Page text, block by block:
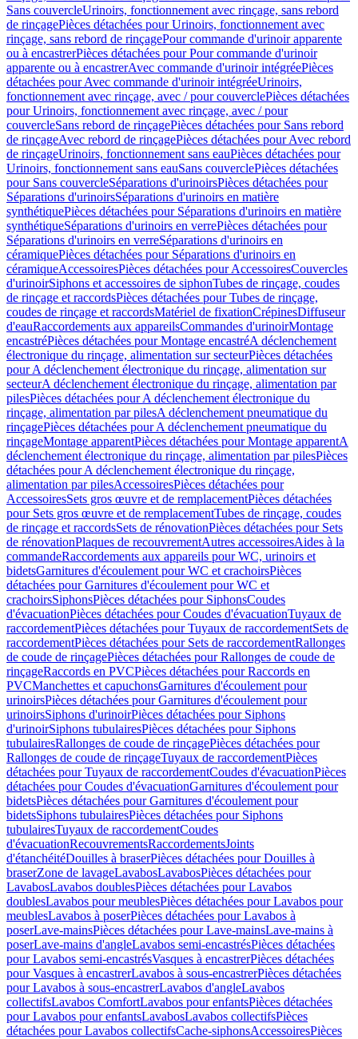
Sans couvercleUrinoirs, fonctionnement avec rinçage, sans rebord
de rinçagePièces détachées pour Urinoirs, fonctionnement avec
rinçage, sans rebord de rinçagePour commande d'urinoir apparente
ou à encastrerPièces détachées pour Pour commande d'urinoir
apparente ou à encastrerAvec commande d'urinoir intégréePièces
détachées pour Avec commande d'urinoir intégréeUrinoirs,
fonctionnement avec rinçage, avec / pour couverclePièces détachées
pour Urinoirs, fonctionnement avec rinçage, avec / pour
couvercleSans rebord de rinçagePièces détachées pour Sans rebord
de rinçageAvec rebord de rinçagePièces détachées pour Avec rebord
de rinçageUrinoirs, fonctionnement sans eauPièces détachées pour
Urinoirs, fonctionnement sans eauSans couverclePièces détachées
pour Sans couvercleSéparations d'urinoirsPièces détachées pour
Séparations d'urinoirsSéparations d'urinoirs en matière
synthétiquePièces détachées pour Séparations d'urinoirs en matière
synthétiqueSéparations d'urinoirs en verrePièces détachées pour
Séparations d'urinoirs en verreSéparations d'urinoirs en
céramiquePièces détachées pour Séparations d'urinoirs en
céramiqueAccessoiresPièces détachées pour AccessoiresCouvercles
d'urinoirSiphons et accessoires de siphonTubes de rinçage, coudes
de rinçage et raccordsPièces détachées pour Tubes de rinçage,
coudes de rinçage et raccordsMatériel de fixationCrépinesDiffuseur
d'eauRaccordements aux appareilsCommandes d'urinoirMontage
encastréPièces détachées pour Montage encastréA déclenchement
électronique du rinçage, alimentation sur secteurPièces détachées
pour A déclenchement électronique du rinçage, alimentation sur
secteurA déclenchement électronique du rinçage, alimentation par
pilesPièces détachées pour A déclenchement électronique du
rinçage, alimentation par pilesA déclenchement pneumatique du
rinçagePièces détachées pour A déclenchement pneumatique du
rinçageMontage apparentPièces détachées pour Montage apparentA
déclenchement électronique du rinçage, alimentation par pilesPièces
détachées pour A déclenchement électronique du rinçage,
alimentation par pilesAccessoiresPièces détachées pour
AccessoiresSets gros œuvre et de remplacementPièces détachées
pour Sets gros œuvre et de remplacementTubes de rinçage, coudes
de rinçage et raccordsSets de rénovationPièces détachées pour Sets
de rénovationPlaques de recouvrementAutres accessoiresAides à la
commandeRaccordements aux appareils pour WC, urinoirs et
bidetsGarnitures d'écoulement pour WC et crachoirsPièces
détachées pour Garnitures d'écoulement pour WC et
crachoirsSiphonsPièces détachées pour SiphonsCoudes
d'évacuationPièces détachées pour Coudes d'évacuationTuyaux de
raccordementPièces détachées pour Tuyaux de raccordementSets de
raccordementPièces détachées pour Sets de raccordementRallonges
de coude de rinçagePièces détachées pour Rallonges de coude de
rinçageRaccords en PVCPièces détachées pour Raccords en
PVCManchettes et capuchonsGarnitures d'écoulement pour
urinoirsPièces détachées pour Garnitures d'écoulement pour
urinoirsSiphons d'urinoirPièces détachées pour Siphons
d'urinoirSiphons tubulairesPièces détachées pour Siphons
tubulairesRallonges de coude de rinçagePièces détachées pour
Rallonges de coude de rinçageTuyaux de raccordementPièces
détachées pour Tuyaux de raccordementCoudes d'évacuationPièces
détachées pour Coudes d'évacuationGarnitures d'écoulement pour
bidetsPièces détachées pour Garnitures d'écoulement pour
bidetsSiphons tubulairesPièces détachées pour Siphons
tubulairesTuyaux de raccordementCoudes
d'évacuationRecouvrementsRaccordementsJoints
d'étanchéitéDouilles à braserPièces détachées pour Douilles à
braserZone de lavageLavabosLavabosPièces détachées pour
LavabosLavabos doublesPièces détachées pour Lavabos
doublesLavabos pour meublesPièces détachées pour Lavabos pour
meublesLavabos à poserPièces détachées pour Lavabos à
poserLave-mainsPièces détachées pour Lave-mainsLave-mains à
poserLave-mains d'angleLavabos semi-encastrésPièces détachées
pour Lavabos semi-encastrésVasques à encastrerPièces détachées
pour Vasques à encastrerLavabos à sous-encastrerPièces détachées
pour Lavabos à sous-encastrerLavabos d'angleLavabos
collectifsLavabos ComfortLavabos pour enfantsPièces détachées
pour Lavabos pour enfantsLavabosLavabos collectifsPièces
détachées pour Lavabos collectifsCache-siphonsAccessoiresPièces